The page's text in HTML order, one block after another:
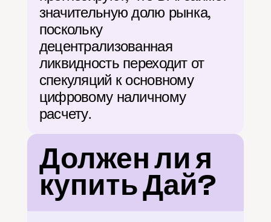
значительную долю рынка,
поскольку
децентрализованная
ликвидность переходит от
спекуляций к основному
цифровому наличному
расчету.
Должен ли я
купить Дай?